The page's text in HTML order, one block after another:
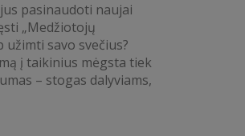
pasinaudoti naujai
„Medžiotojų
savo svečius?
į taikinius mėgsta tiek
– stogas dalyviams,